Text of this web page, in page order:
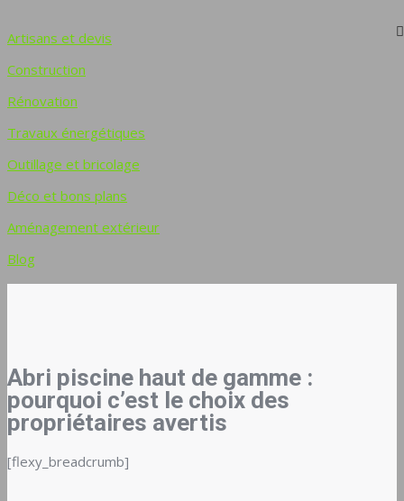
Artisans et devis
Construction
Rénovation
Travaux énergétiques
Outillage et bricolage
Déco et bons plans
Aménagement extérieur
Blog
Abri piscine haut de gamme :
pourquoi c’est le choix des
propriétaires avertis
[flexy_breadcrumb]